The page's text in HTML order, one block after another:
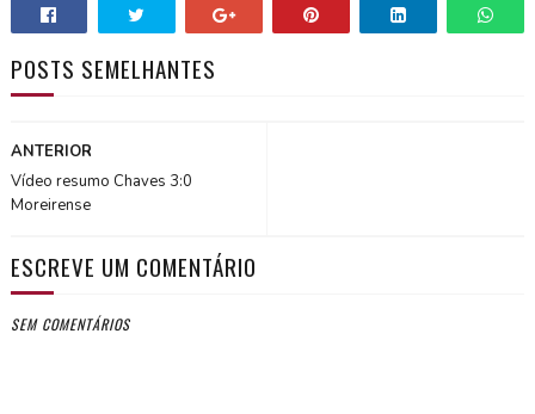
POSTS SEMELHANTES
ANTERIOR
Vídeo resumo Chaves 3:0
Moreirense
ESCREVE UM COMENTÁRIO
SEM COMENTÁRIOS